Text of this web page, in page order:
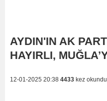
AYDIN'IN AK
HAYIRLI,
12-01-2025 20:38 4433 kez